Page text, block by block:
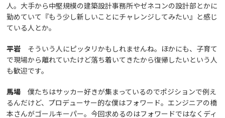
人。大手から中堅規模の建築設計事務所やゼネコンの設計部とかに
勤めていて『もう少し新しいことにチャレンジしてみたい』と感じ
ている人とか。
平岩 そういう人にピッタリかもしれませんね。ほかにも、子育て
で現場から離れていたけど落ち着いてきたから復帰したいという人
も歓迎です。
馬場 僕たちはサッカー好きが集まっているのでポジションで例え
るんだけど、プロデューサー的な僕はフォワード。エンジニアの橋
本さんがゴールキーパー。今回求めるのはフォワードではなくディ